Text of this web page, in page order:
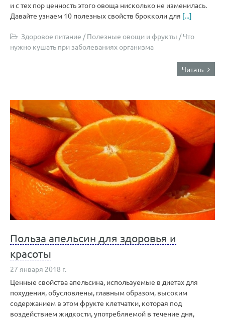
и с тех пор ценность этого овоща нисколько не изменилась.
Давайте узнаем 10 полезных свойств брокколи для [...]
Здоровое питание /Полезные овощи и фрукты /Что
нужно кушать при заболеваниях организма
Читать
Польза апельсин для здоровья и
красоты
27 января 2018 г.
Ценные свойства апельсина, используемые в диетах для
похудения, обусловлены, главным образом, высоким
содержанием в этом фрукте клетчатки, которая под
воздействием жидкости, употребляемой в течение дня,